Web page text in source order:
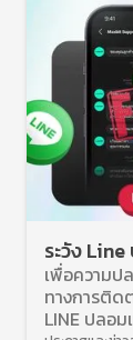
ระวัง
เพื่อความป
ทางการติด
LINE ปลอ